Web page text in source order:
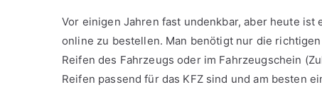
Vor einigen Jahren fast undenkbar, aber heute
online zu bestellen. Man benötigt nur die
Reifen des Fahrzeugs oder im Fahrzeugschein
Reifen passend für das KFZ sind und am besten